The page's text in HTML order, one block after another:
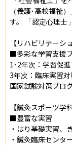
（養護･高校福祉
す。 「認定心理士
【リハビリテーシ
■多彩な学習支援
1･2年次：学習促
3年次：臨床実習
国家試験対策プロ
【鍼灸スポーツ学科
■豊富な実習
・はり基礎実習、
・鍼灸臨床センタ